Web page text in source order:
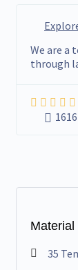
We are a
through
1616
35